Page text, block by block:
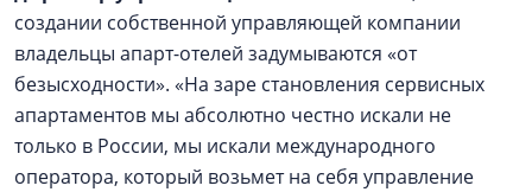
создании собственной управляющей компании
владельцы апарт-отелей задумываются «от
безысходности». «На заре становления сервисных
апартаментов мы абсолютно честно искали не
только в России, мы искали международного
оператора, который возьмет на себя управление